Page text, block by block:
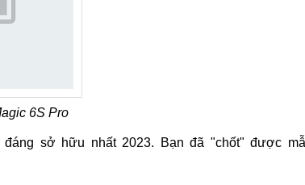
6S Pro
sở hữu nhất 2023. Bạn đã "chốt" được